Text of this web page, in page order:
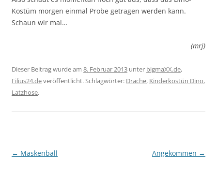
Kostüm morgen einmal Probe getragen werden kann.
Schaun wir mal…
(mrj)
Dieser Beitrag wurde am 8. Februar 2013 unter bigmaXX.de,
Filius24.deveröffentlicht. Schlagwörter: Drache, Kinderkostün Dino,
Latzhose.
Beitragsnavigation
← Maskenball Angekommen →